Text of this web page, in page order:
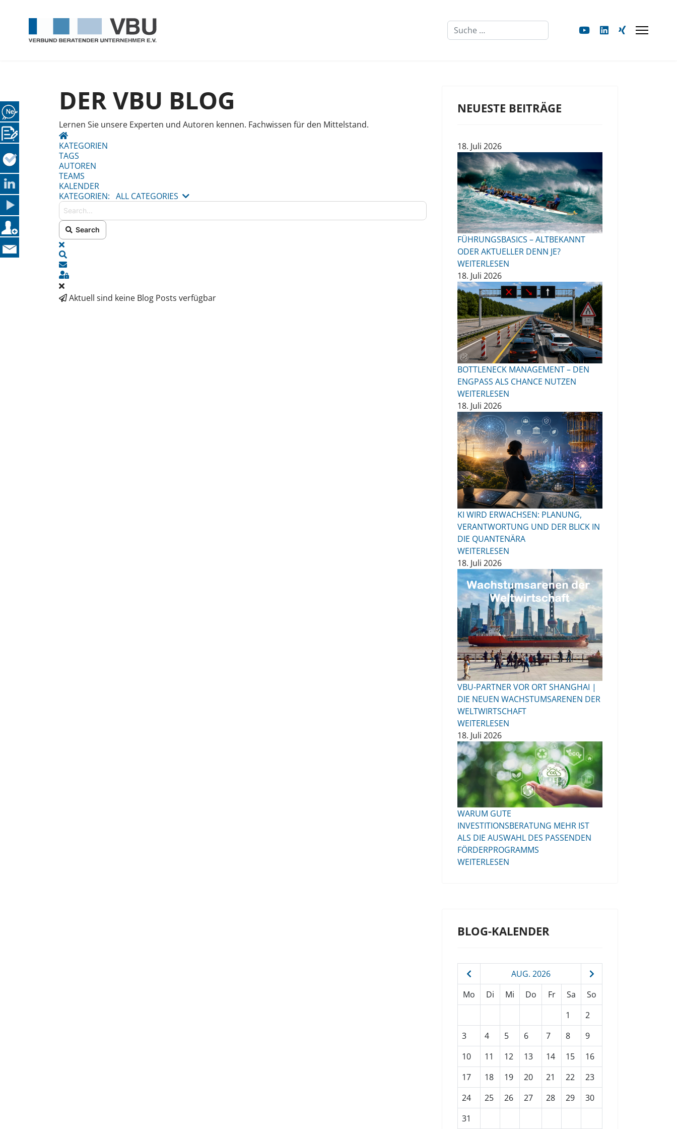
Suchen
DER VBU BLOG
Lernen Sie unsere Experten und Autoren kennen. Fachwissen für den Mittelstand.
HOME
KATEGORIEN
TAGS
AUTOREN
TEAMS
KALENDER
KATEGORIEN: ALL CATEGORIES Search...
Search
X
UPDATES ABONNIEREN
SIGN IN
Aktuell sind keine Blog Posts verfügbar
NEUESTE BEITRÄGE
18. Juli 2026
FÜHRUNGSBASICS – ALTBEKANNT
ODER AKTUELLER DENN JE?
WEITERLESEN
18. Juli 2026
BOTTLENECK MANAGEMENT – DEN
ENGPASS ALS CHANCE NUTZEN
WEITERLESEN
18. Juli 2026
KI WIRD ERWACHSEN: PLANUNG,
VERANTWORTUNG UND DER BLICK IN
DIE QUANTENÄRA
WEITERLESEN
18. Juli 2026
VBU-PARTNER VOR ORT SHANGHAI |
DIE NEUEN WACHSTUMSARENEN DER
WELTWIRTSCHAFT
WEITERLESEN
18. Juli 2026
WARUM GUTE
INVESTITIONSBERATUNG MEHR IST
ALS DIE AUSWAHL DES PASSENDEN
FÖRDERPROGRAMMS
WEITERLESEN
BLOG-KALENDER
AUG. 2026
Mo
Di Mi Do Fr Sa
So
1
2
3
4 5 6 7 8
9
10
11 12 13 14 15
16
17
18 19 20 21 22
23
24
25 26 27 28 29
30
31